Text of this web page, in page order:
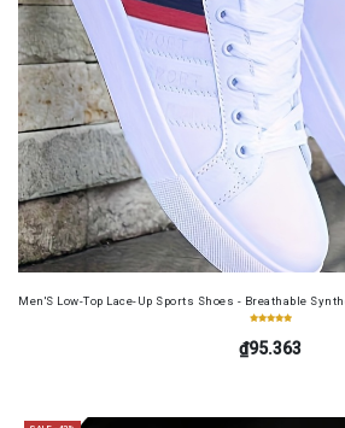
Men'S Low-Top Lace-Up Sports Shoes - Breathable
₫95.363